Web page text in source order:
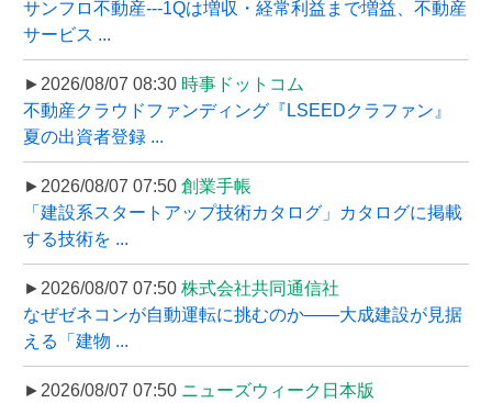
サンフロ不動産---1Qは増収・経常利益まで増益、不動産
サービス ...
►2026/08/07 08:30 時事ドットコム
不動産クラウドファンディング『LSEEDクラファン』
夏の出資者登録 ...
►2026/08/07 07:50 創業手帳
「建設系スタートアップ技術カタログ」カタログに掲載
する技術を ...
►2026/08/07 07:50 株式会社共同通信社
なぜゼネコンが自動運転に挑むのか――大成建設が見据
える「建物 ...
►2026/08/07 07:50 ニューズウィーク日本版